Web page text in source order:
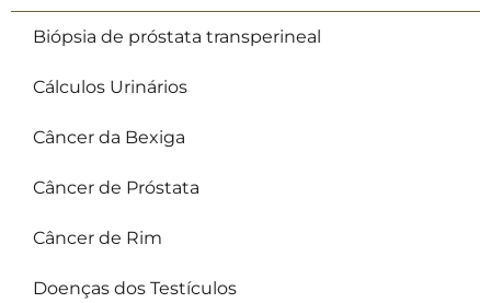
Biópsia de próstata transperineal
Cálculos Urinários
Câncer da Bexiga
Câncer de Próstata
Câncer de Rim
Doenças dos Testículos